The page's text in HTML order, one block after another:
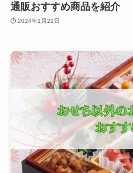
通販おすすめ商品を紹介
2024年1月21日